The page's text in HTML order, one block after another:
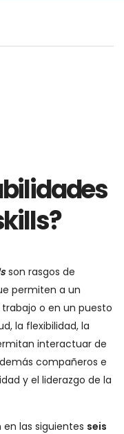
son rasgos de
permiten a un
o en un puesto
la flexibilidad, la
interactuar de
compañeros e
y el liderazgo de la
las siguientes seis